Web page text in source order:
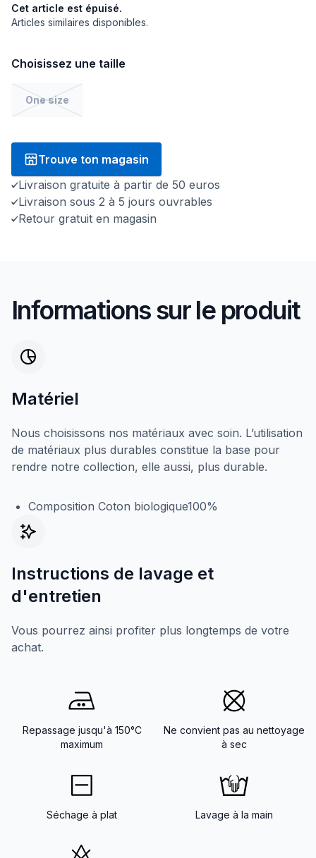
Cet article est épuisé.
Articles similaires disponibles.
Choisissez une taille
One size
Trouve ton magasin
Livraison gratuite à partir de 50 euros
Livraison sous 2 à 5 jours ouvrables
Retour gratuit en magasin
Informations sur le produit
Matériel
Nous choisissons nos matériaux avec soin. L’utilisation
de matériaux plus durables constitue la base pour
rendre notre collection, elle aussi, plus durable.
Composition Coton biologique100%
Instructions de lavage et
d'entretien
Vous pourrez ainsi profiter plus longtemps de votre
achat.
Repassage jusqu'à 150°C
maximum
Ne convient pas au nettoyage
à sec
Séchage à plat Lavage à la main